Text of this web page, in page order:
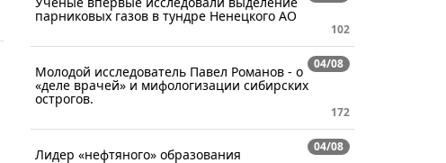
парниковых газов в тундре Ненецкого АО
102
04/08
Молодой исследователь Павел Романов - о
«деле врачей» и мифологизации сибирских
острогов.
172
04/08
Лидер «нефтяного» образования